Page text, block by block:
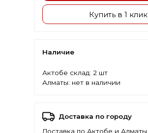
Купить в 1 клик
Наличие
Актобе склад: 2 шт
Алматы: нет в наличии
Доставка по городу
Доставка по Актобе и Алматы